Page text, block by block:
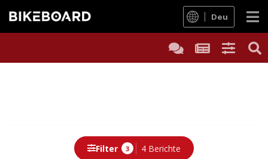
Deu
Filter 3 4 Berichte